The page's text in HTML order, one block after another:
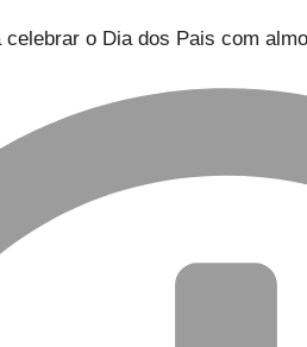
o Dia dos Pais com